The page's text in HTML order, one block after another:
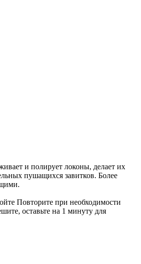
и полирует локоны, делает их
пушащихся завитков. Более
Повторите при необходимости
оставьте на 1 минуту для